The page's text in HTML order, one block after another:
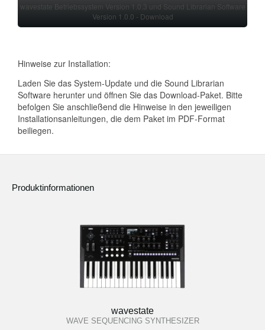
wavestate Betriebssystem Version 1.0.3 und Sound Librarian Software
Version 1.0.0 - Download
Hinweise zur Installation:
Laden Sie das System-Update und die Sound Librarian
Software herunter und öffnen Sie das Download-Paket. Bitte
befolgen Sie anschließend die Hinweise in den jeweiligen
Installationsanleitungen, die dem Paket im PDF-Format
beiliegen.
Produktinformationen
wavestate
WAVE SEQUENCING SYNTHESIZER